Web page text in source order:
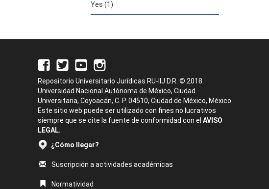
Yes (1)
Repositorio Universitario Jurídicas RU-IIJ D.R. © 2018.
Universidad Nacional Autónoma de México, Ciudad
Universitaria, Coyoacán, C. P. 04510, Ciudad de México, México.
Este sitio web puede ser utilizado con fines no lucrativos
siempre que se cite la fuente de conformidad con el AVISO
LEGAL.
¿Cómo llegar?
Suscripción a actividades académicas
Normatividad